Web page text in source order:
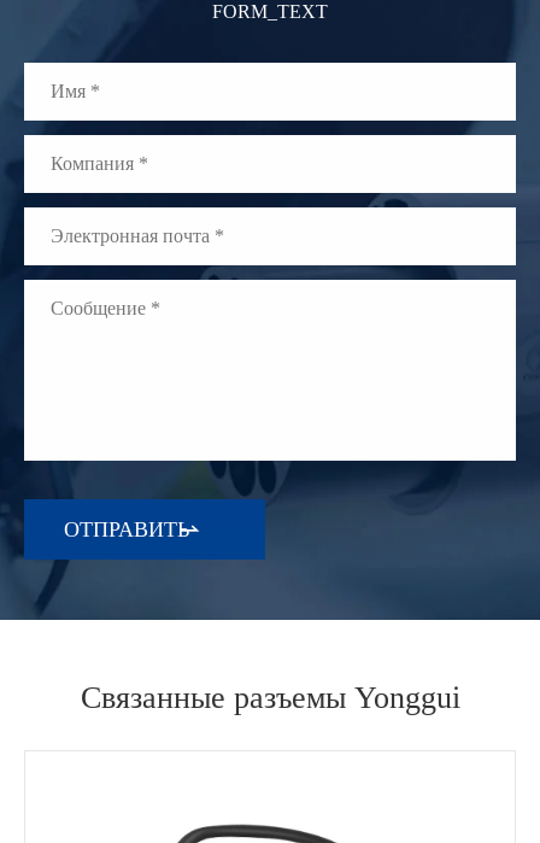
FORM_TEXT

Связанные разъемы Yonggui
WhatsApp (如 +85291234567)